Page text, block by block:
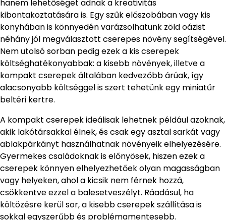
hanem lehetőséget adnak a kreativitás
kibontakoztatására is. Egy szűk előszobában vagy kis
konyhában is könnyedén varázsolhatunk zöld oázist
néhány jól megválasztott cserepes növény segítségével.
Nem utolsó sorban pedig ezek a kis cserepek
költséghatékonyabbak: a kisebb növények, illetve a
kompakt cserepek általában kedvezőbb árúak, így
alacsonyabb költséggel is szert tehetünk egy miniatűr
beltéri kertre.
A kompakt cserepek ideálisak lehetnek például azoknak,
akik lakótársakkal élnek, és csak egy asztal sarkát vagy
ablakpárkányt használhatnak növényeik elhelyezésére.
Gyermekes családoknak is előnyösek, hiszen ezek a
cserepek könnyen elhelyezhetőek olyan magasságban
vagy helyeken, ahol a kicsik nem férnek hozzá,
csökkentve ezzel a balesetveszélyt. Ráadásul, ha
költözésre kerül sor, a kisebb cserepek szállítása is
sokkal egyszerűbb és problémamentesebb.